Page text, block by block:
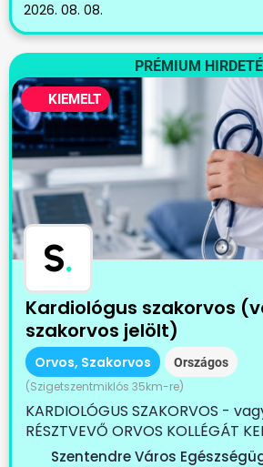
2026. 08. 08.
PRÉMIUM
KIEMELT
S.
Kardiológus szakorvos
szakorvos jelölt)
Orvos, Szakorvos Országos
(Szigetszentmiklós 35km-re)
KARDIOLÓGUS SZAKORVOS -
RÉSZTVEVŐ ORVOS KOLLÉGÁT
egy...Szentendre Város